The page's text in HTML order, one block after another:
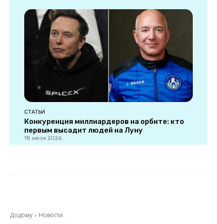
СТАТЬИ
Конкуренция миллиардеров на орбите: кто
первым высадит людей на Луну
18 июля 2026